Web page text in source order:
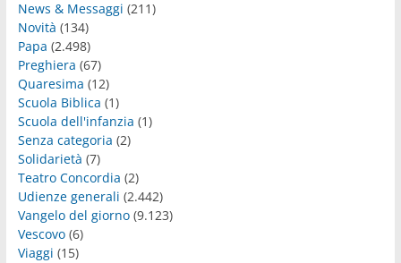
News & Messaggi (211)
Novità (134)
Papa (2.498)
Preghiera (67)
Quaresima (12)
Scuola Biblica (1)
Scuola dell'infanzia (1)
Senza categoria (2)
Solidarietà (7)
Teatro Concordia (2)
Udienze generali (2.442)
Vangelo del giorno(9.123)
Vescovo(6)
Viaggi (15)